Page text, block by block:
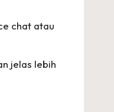
chat atau
jelas lebih